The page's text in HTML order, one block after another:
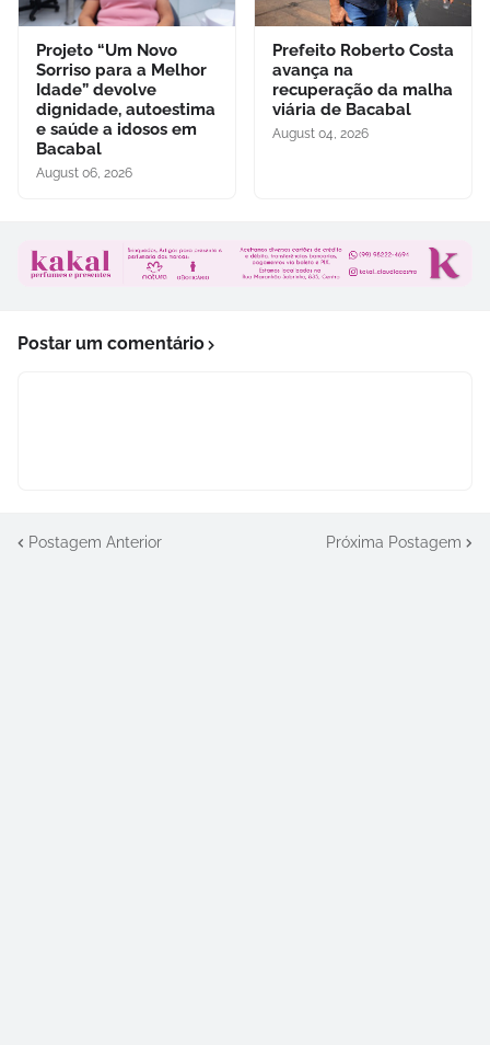
Projeto “Um Novo
Sorriso para a Melhor
Idade” devolve
dignidade, autoestima
e saúde a idosos em
Bacabal
August 06, 2026
Prefeito Roberto Costa
avança na
recuperação da malha
viária de Bacabal
August 04, 2026
Postar um comentário
Postagem Anterior Próxima Postagem